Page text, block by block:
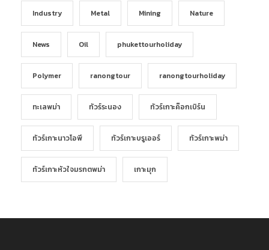
Industry Metal Mining Nature
News Oil phukettourholiday
Polymer ranongtour ranongtourholiday
ทะเลพม่า ทัวร์ระนอง ทัวร์เกาะค๊อกเบิร์น
ทัวร์เกาะนาวโอพี ทัวร์เกาะบรูเออร์ ทัวร์เกาะพม่า
ทัวร์เกาะหัวใจมรกตพม่า เกาะมุก